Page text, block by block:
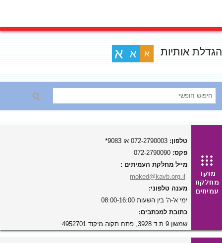
הגדלת אותיות א א א
טלפון:
פקס:
מייל מחלקת העמיתים :
moked@kavb.org.il
מענה טלפוני:
ימי א'-ה' בין השעות 08:00-16:00
כתובת למכתבים:
שמשון 9 ת.ד 3928, פתח תקוה מיקוד 4952701